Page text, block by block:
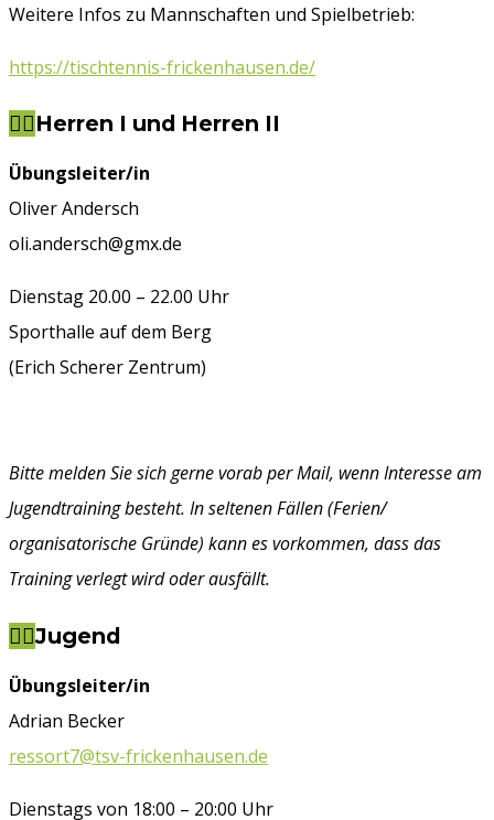
Weitere Infos zu Mannschaften und Spielbetrieb:
https://tischtennis-frickenhausen.de/
Herren I und Herren II
Übungsleiter/in
Oliver Andersch
oli.andersch@gmx.de
Dienstag 20.00 – 22.00 Uhr
Sporthalle auf dem Berg
(Erich Scherer Zentrum)
Bitte melden Sie sich gerne vorab per Mail, wenn Interesseam
Jugendtraining besteht. In seltenen Fällen (Ferien/
organisatorische Gründe) kann es vorkommen, dass das
Training verlegt wird oder ausfällt.
Jugend
Übungsleiter/in
Adrian Becker
ressort7@tsv-frickenhausen.de
Dienstags von 18:00 – 20:00 Uhr